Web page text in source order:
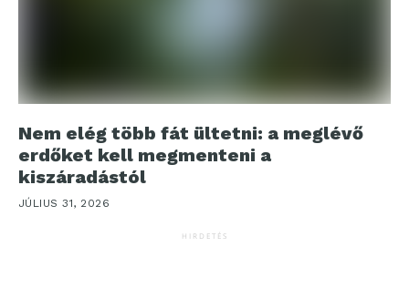
Nem elég több fát ültetni: a meglévő
erdőket kell megmenteni a
kiszáradástól
JÚLIUS 31, 2026
HIRDETÉS